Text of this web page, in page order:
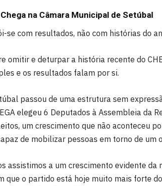
na Câmara Municipal de Setúbal
se com resultados, não com histórias do
omitir e deturpar a história recente do
e os resultados falam por si.
passou de uma estrutura sem
elegeu 6 Deputados à Assembleia da
um crescimento que não aconteceu
de mobilizar pessoas em torno de um
assistimos a um crescimento evidente
que o partido está hoje muito mais forte